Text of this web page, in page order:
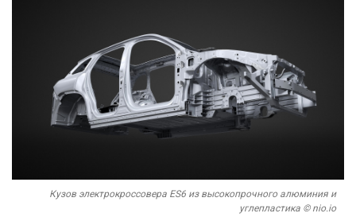
Кузов электрокроссовера ES6 из высокопрочного алюминия и
углепластика © nio.io